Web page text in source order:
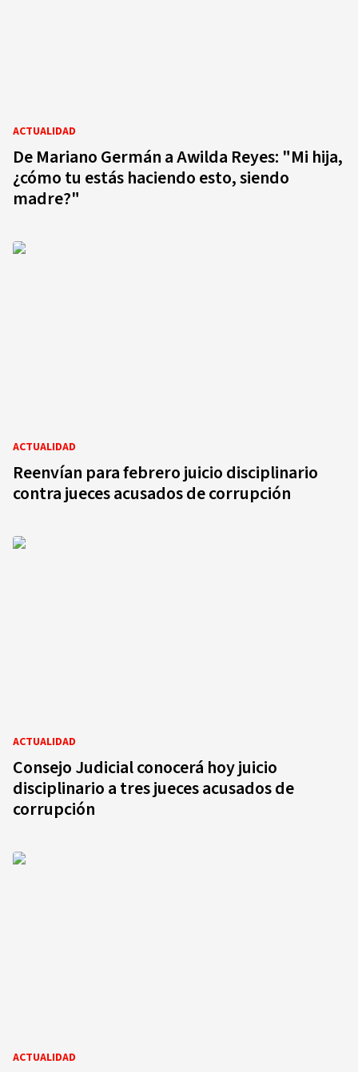
ACTUALIDAD
De Mariano Germán a Awilda Reyes: "Mi hija,
¿cómo tu estás haciendo esto, siendo
madre?"
ACTUALIDAD
Reenvían para febrero juicio disciplinario
contra jueces acusados de corrupción
ACTUALIDAD
Consejo Judicial conocerá hoy juicio
disciplinario a tres jueces acusados de
corrupción
ACTUALIDAD